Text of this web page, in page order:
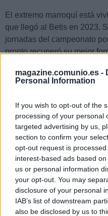
magazine.comunio.es -
Personal Information
If you wish to opt-out of the
processing of your personal
targeted advertising by us,
section to confirm your
opt-out request is
interest-based ads based
us or personal information
your opt-out. You may
disclosure of your personal
IAB’s list of downstream
also be disclosed by us to
El extremo marroquí está
que llegó al Betis en 2023.
jornadas del campeonato
pronto recuperó su mejor
dejado de sumar puntos en
partidos ha logrado 38, con
4. Santi
5.910.000, 40 puntos)
El Villarreal es uno de los
situado a sólo 5 puntos del